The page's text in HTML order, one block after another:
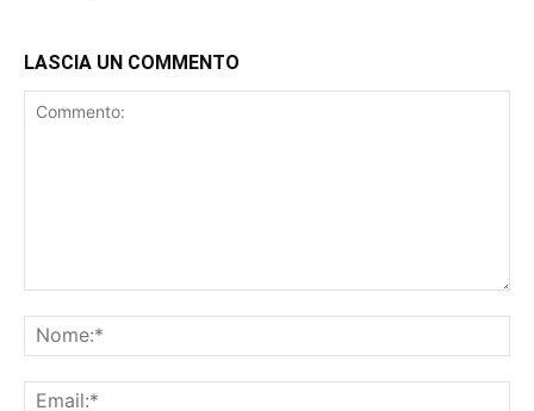
LASCIA UN COMMENTO